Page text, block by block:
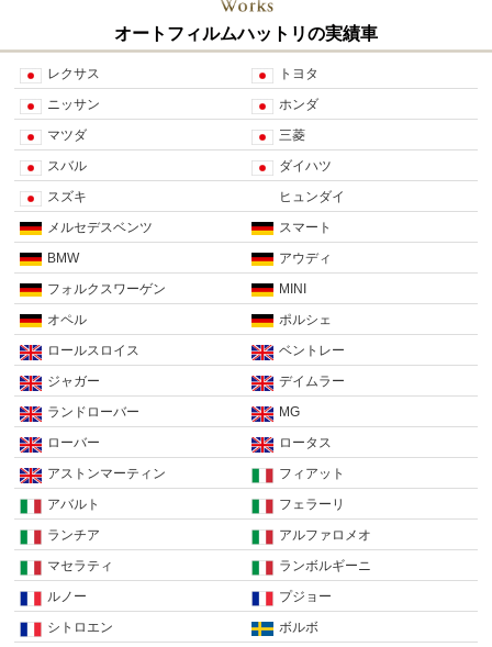
オートフィルムハットリの実績車
レクサス
トヨタ
ニッサン
ホンダ
マツダ
三菱
スバル
ダイハツ
スズキ
ヒュンダイ
メルセデスベンツ
スマート
BMW
アウディ
フォルクスワーゲン
MINI
オペル
ポルシェ
ロールスロイス
ベントレー
ジャガー
デイムラー
ランドローバー
MG
ローバー
ロータス
アストンマーティン
フィアット
アバルト
フェラーリ
ランチア
アルファロメオ
マセラティ
ランボルギーニ
ルノー
プジョー
シトロエン
ボルボ